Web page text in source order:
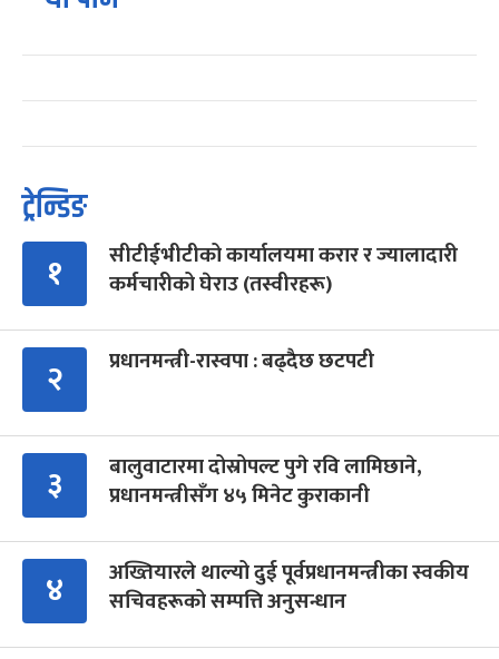
ट्रेन्डिङ
१
सीटीईभीटीको कार्यालयमा करार र ज्यालादारी
कर्मचारीको घेराउ (तस्वीरहरू)
२ प्रधानमन्त्री-रास्वपा : बढ्दैछ छटपटी
३
बालुवाटारमा दोस्रोपल्ट पुगे रवि लामिछाने,
प्रधानमन्त्रीसँग ४५ मिनेट कुराकानी
४
अख्तियारले थाल्यो दुई पूर्वप्रधानमन्त्रीका स्वकीय
सचिवहरूको सम्पत्ति अनुसन्धान